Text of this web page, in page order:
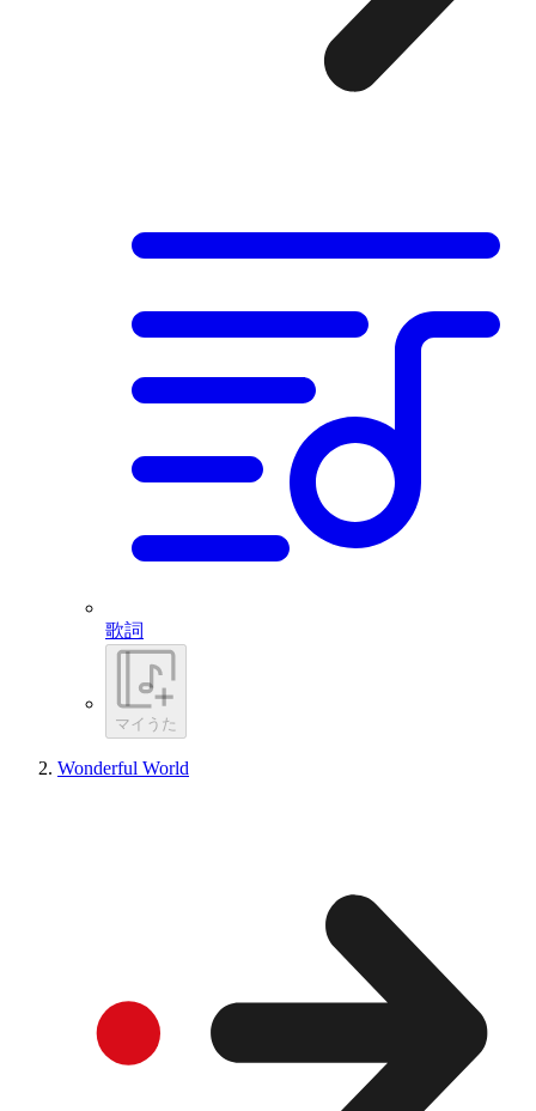
歌詞
マイうた
Wonderful World